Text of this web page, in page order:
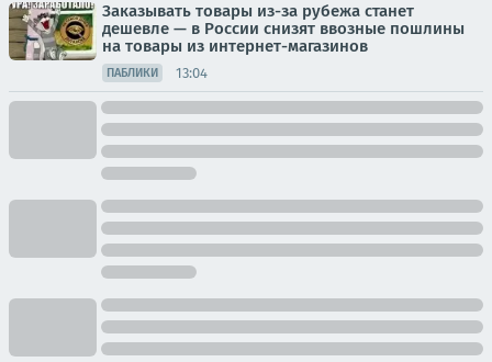
Заказывать товары из-за рубежа станет
дешевле — в России снизят ввозные пошлины
на товары из интернет-магазинов
ПАБЛИКИ 13:04